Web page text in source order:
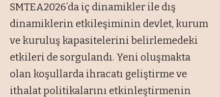
SMTEA2026’da iç dinamikler ile dış
dinamiklerin etkileşiminin devlet, kurum
ve kuruluş kapasitelerini belirlemedeki
etkileri de sorgulandı. Yeni oluşmakta
olan koşullarda ihracatı geliştirme ve
ithalat politikalarını etkinleştirmenin